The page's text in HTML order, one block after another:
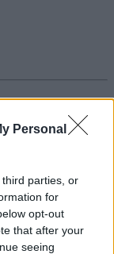
Personal
parties, or
for
opt-out
that after your
seeing